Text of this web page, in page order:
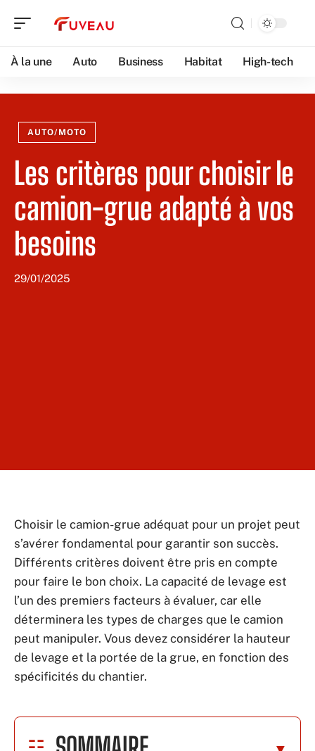
À la une Auto Business Habitat High-tech
AUTO/MOTO
Les critères pour choisir le
camion-grue adapté à vos
besoins
29/01/2025
Choisir le camion-grue adéquat pour un projet peut
s’avérer fondamental pour garantir son succès.
Différents critères doivent être pris en compte
pour faire le bon choix. La capacité de levage est
l’un des premiers facteurs à évaluer, car elle
déterminera les types de charges que le camion
peut manipuler. Vous devez considérer la hauteur
de levage et la portée de la grue, en fonction des
spécificités du chantier.